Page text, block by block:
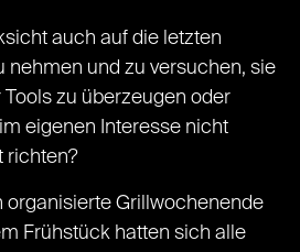
auch auf die letzten
nehmen und zu versuchen, sie
zu überzeugen oder
eigenen Interesse nicht
richten?
organisierte Grillwochenende
Frühstück hatten sich alle